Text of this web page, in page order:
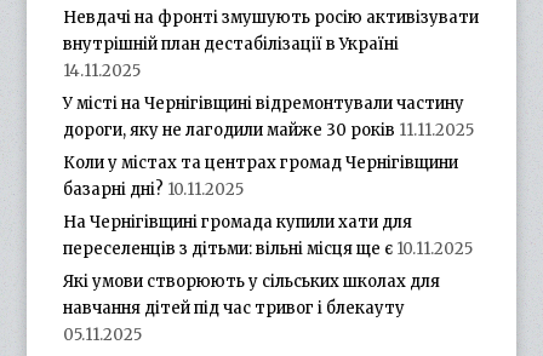
Невдачі на фронті змушують росію активізувати
внутрішній план дестабілізації в Україні
14.11.2025
У місті на Чернігівщині відремонтували частину
дороги, яку не лагодили майже 30 років 11.11.2025
Коли у містах та центрах громад Чернігівщини
базарні дні? 10.11.2025
На Чернігівщині громада купили хати для
переселенців з дітьми: вільні місця ще є 10.11.2025
Які умови створюють у сільських школах для
навчання дітей під час тривог і блекауту
05.11.2025